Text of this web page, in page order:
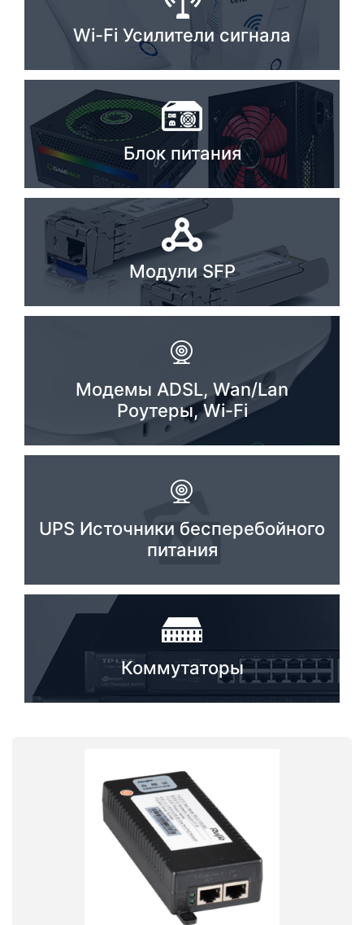
Серверное оборудование
UPS Источники бесперебойного питания
Мышки и Клавиатуры
Наушники
Сетевое оборудование
Системы охлаждения
Видеоконференцсвязь
Комплектующие ПК
Wi-Fi Усилители сигнала
Блок питания
Модули SFP
Модемы ADSL, Wan/Lan
Роутеры, Wi-Fi
UPS Источники бесперебойного
питания
Коммутаторы